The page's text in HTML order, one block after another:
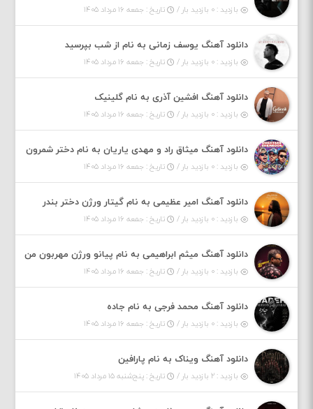
بازدید : ۰ بازدید بار / تاریخ : جمعه ۱۶ مرداد ۱۴۰۵
دانلود آهنگ یوسف زمانی به نام از شب بپرسید
بازدید : ۰ بازدید بار / تاریخ : جمعه ۱۶ مرداد ۱۴۰۵
دانلود آهنگ افشین آذری به نام گلینیک
بازدید : ۰ بازدید بار / تاریخ : جمعه ۱۶ مرداد ۱۴۰۵
دانلود آهنگ میثاق راد و مهدی یاریان به نام دختر شمرون
بازدید : ۰ بازدید بار / تاریخ : جمعه ۱۶ مرداد ۱۴۰۵
دانلود آهنگ امیر عظیمی به نام گیتار ورژن دختر بندر
بازدید : ۰ بازدید بار / تاریخ : جمعه ۱۶ مرداد ۱۴۰۵
دانلود آهنگ میثم ابراهیمی به نام پیانو ورژن مهربون من
بازدید : ۰ بازدید بار / تاریخ : جمعه ۱۶ مرداد ۱۴۰۵
دانلود آهنگ محمد فرجی به نام جاده
بازدید : ۰ بازدید بار / تاریخ : جمعه ۱۶ مرداد ۱۴۰۵
دانلود آهنگ ویناک به نام پارافین
بازدید : ۲ بازدید بار / تاریخ : پنج‌شنبه ۱۵ مرداد ۱۴۰۵